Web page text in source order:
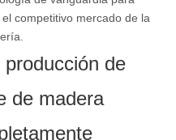
competitivo mercado de la
de
de madera